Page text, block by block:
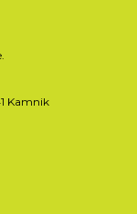
Kamnik